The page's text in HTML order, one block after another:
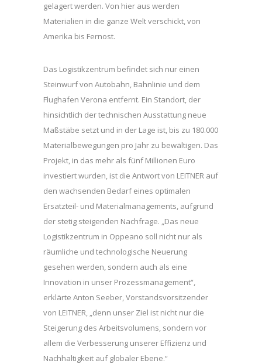
gelagert werden. Von hier aus werden
Materialien in die ganze Welt verschickt, von
Amerika bis Fernost.
Das Logistikzentrum befindet sich nur einen
Steinwurf von Autobahn, Bahnlinie und dem
Flughafen Verona entfernt. Ein Standort, der
hinsichtlich der technischen Ausstattung neue
Maßstäbe setzt und in der Lage ist, bis zu 180.000
Materialbewegungen pro Jahr zu bewältigen. Das
Projekt, in das mehr als fünf Millionen Euro
investiert wurden, ist die Antwort von LEITNER auf
den wachsenden Bedarf eines optimalen
Ersatzteil- und Materialmanagements, aufgrund
der stetig steigenden Nachfrage. „Das neue
Logistikzentrum in Oppeano soll nicht nur als
räumliche und technologische Neuerung
gesehen werden, sondern auch als eine
Innovation in unser Prozessmanagement“,
erklärte Anton Seeber, Vorstandsvorsitzender
von LEITNER, „denn unser Ziel ist nicht nur die
Steigerung des Arbeitsvolumens, sondern vor
allem die Verbesserung unserer Effizienz und
Nachhaltigkeit auf globaler Ebene.“